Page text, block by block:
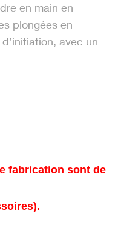
en main en
plongées en
avec un
fabrication sont de